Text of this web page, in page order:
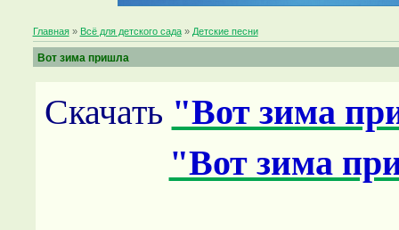
Главная» Всё для детского сада» Детские песни
Вот зима пришла
Скачать "Вот зима
"Вот зима